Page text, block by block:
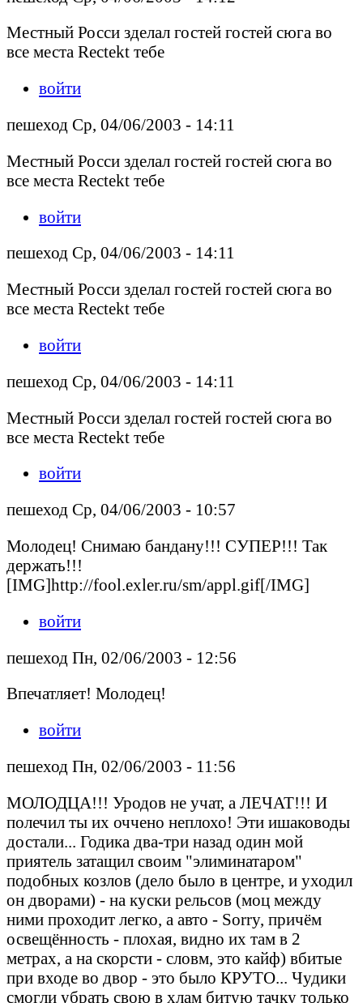
Местный Росси зделал гостей гостей сюга во
все места Rectekt тебе
войти
пешеход Ср, 04/06/2003 - 14:11
Местный Росси зделал гостей гостей сюга во
все места Rectekt тебе
войти
пешеход Ср, 04/06/2003 - 14:11
Местный Росси зделал гостей гостей сюга во
все места Rectekt тебе
войти
пешеход Ср, 04/06/2003 - 14:11
Местный Росси зделал гостей гостей сюга во
все места Rectekt тебе
войти
пешеход Ср, 04/06/2003 - 10:57
Молодец! Снимаю бандану!!! СУПЕР!!! Так
держать!!!
[IMG]http://fool.exler.ru/sm/appl.gif[/IMG]
войти
пешеход Пн, 02/06/2003 - 12:56
Впечатляет! Молодец!
войти
пешеход Пн, 02/06/2003 - 11:56
МОЛОДЦА!!! Уродов не учат, а ЛЕЧАТ!!! И
полечил ты их оччено неплохо! Эти ишаководы
достали... Годика два-три назад один мой
приятель затащил своим "элиминатаром"
подобных козлов (дело было в центре, и уходил
он дворами) - на куски рельсов (моц между
ними проходит легко, а авто - Sorry, причём
освещённость - плохая, видно их там в 2
метрах, а на скорсти - словм, это кайф) вбитые
при входе во двор - это было КРУТО... Чудики
смогли убрать свою в хлам битую тачку только